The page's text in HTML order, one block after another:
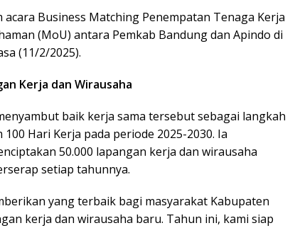
acara Business Matching Penempatan Tenaga Kerja
(MoU) antara Pemkab Bandung dan Apindo di
(11/2/2025).
Kerja dan Wirausaha
baik kerja sama tersebut sebagai langkah
Hari Kerja pada periode 2025-2030. Ia
50.000 lapangan kerja dan wirausaha
setiap tahunnya.
yang terbaik bagi masyarakat Kabupaten
kerja dan wirausaha baru. Tahun ini, kami siap